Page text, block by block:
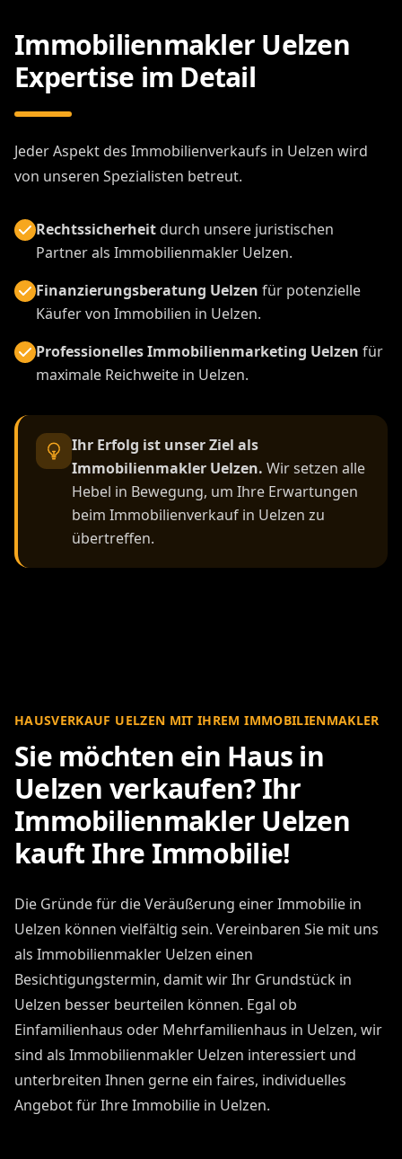
Immobilienmakler Uelzen
Expertise im Detail
Jeder Aspekt des Immobilienverkaufs in Uelzen wird
von unseren Spezialisten betreut.
Rechtssicherheitdurch unsere juristischen
Partner als Immobilienmakler Uelzen.
Finanzierungsberatung Uelzen für potenzielle
Käufer von Immobilien in Uelzen.
Professionelles Immobilienmarketing Uelzen für
maximale Reichweite in Uelzen.
Ihr Erfolg ist unser Ziel als
Immobilienmakler Uelzen. Wir setzen alle
Hebel in Bewegung, um Ihre Erwartungen
beim Immobilienverkauf in Uelzen zu
übertreffen.
HAUSVERKAUF UELZEN MIT IHREM IMMOBILIENMAKLER
Sie möchten ein Haus in
Uelzen verkaufen? Ihr
Immobilienmakler Uelzen
kauft Ihre Immobilie!
Die Gründe für die Veräußerung einer Immobilie in
Uelzen können vielfältig sein. Vereinbaren Sie mit uns
als Immobilienmakler Uelzen einen
Besichtigungstermin, damit wir Ihr Grundstück in
Uelzen besser beurteilen können. Egal ob
Einfamilienhaus oder Mehrfamilienhaus in Uelzen, wir
sind als Immobilienmakler Uelzen interessiert und
unterbreiten Ihnen gerne ein faires, individuelles
Angebot für Ihre Immobilie in Uelzen.